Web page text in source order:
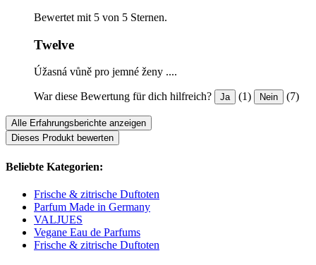
Bewertet mit 5 von 5 Sternen.
Twelve
Úžasná vůně pro jemné ženy ....
War diese Bewertung für dich hilfreich? Ja (1) Nein (7)
Alle Erfahrungsberichte anzeigen
Dieses Produkt bewerten
Beliebte Kategorien:
Frische & zitrische Duftoten
Parfum Made in Germany
VALJUES
Vegane Eau de Parfums
Frische & zitrische Duftoten